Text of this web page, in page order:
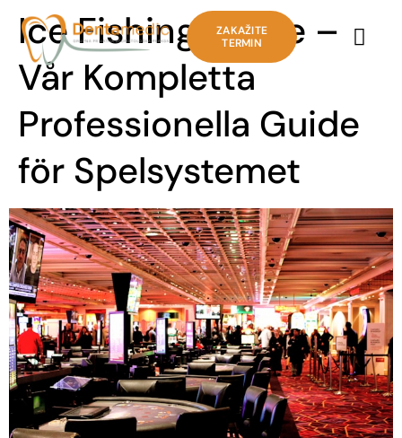
ZAKAŽITE
TERMIN
Ice Fishing Game –
Vår Kompletta
Professionella Guide
för Spelsystemet